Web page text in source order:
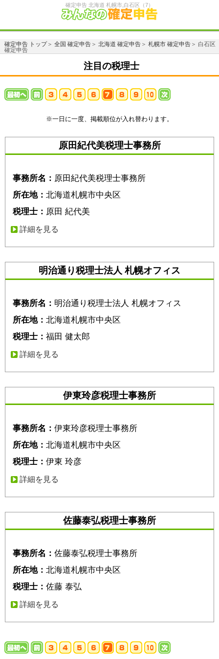
確定申告 北海道 札幌市,白石区（7）
確定申告 トップ＞ 全国 確定申告＞ 北海道 確定申告＞ 札幌市 確定申告＞ 白石区
確定申告
注目の税理士
※一日に一度、掲載順位が入れ替わります。
原田紀代美税理士事務所
事務所名： 原田紀代美税理士事務所
所在地： 北海道札幌市中央区
税理士： 原田 紀代美
詳細を見る
明治通り税理士法人 札幌オフィス
事務所名： 明治通り税理士法人 札幌オフィス
所在地： 北海道札幌市中央区
税理士： 福田 健太郎
詳細を見る
伊東玲彦税理士事務所
事務所名： 伊東玲彦税理士事務所
所在地： 北海道札幌市中央区
税理士： 伊東 玲彦
詳細を見る
佐藤泰弘税理士事務所
事務所名： 佐藤泰弘税理士事務所
所在地： 北海道札幌市中央区
税理士： 佐藤 泰弘
詳細を見る